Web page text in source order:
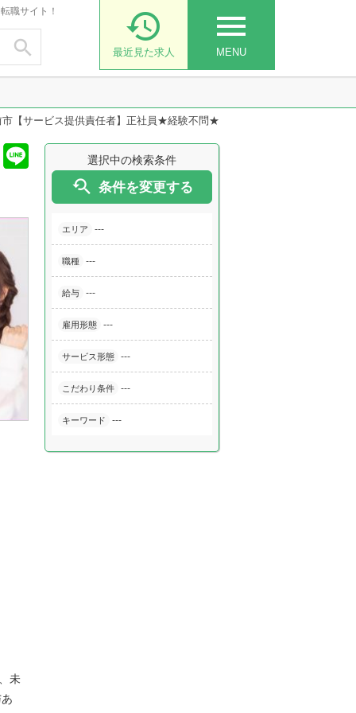
職サイト！

menu
MENU

最近見た求人
市【サービス提供責任者】正社員★経験不問★
選択中の検索条件
 条件を変更する
エリア ---
職種 ---
給与 ---
雇用形態 ---
サービス形態 ---
こだわり条件 ---
キーワード ---
未